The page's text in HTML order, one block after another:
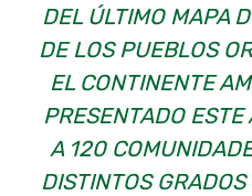
DEL ÚLTIMO MAPA
DE LOS PUEBLOS
EL CONTINENTE
PRESENTADO
A 120
DISTINTOS